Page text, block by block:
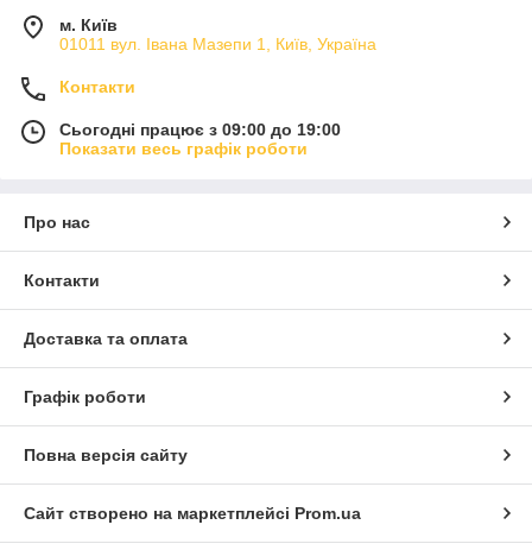
м. Київ
01011 вул. Івана Мазепи 1, Київ, Україна
Контакти
Сьогодні працює з 09:00 до 19:00
Показати весь графік роботи
Про нас
Контакти
Доставка та оплата
Графік роботи
Повна версія сайту
Сайт створено на маркетплейсі Prom.ua